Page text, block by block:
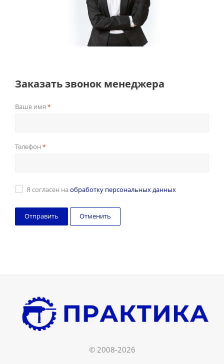
Заказать звонок менеджера
Ваше имя *
Телефон *
Я согласен на обработку персональных данных
Отменить
© 2008-2026